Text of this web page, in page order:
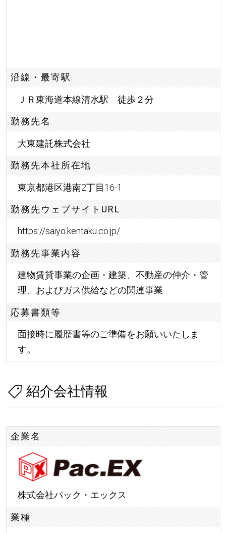
沿線・最寄駅
ＪＲ東海道本線清水駅 徒歩２分
勤務先名
大東建託株式会社
勤務先本社所在地
東京都港区港南2丁目16-1
勤務先ウェブサイトURL
https://saiyo.kentaku.co.jp/
勤務先事業内容
建物賃貸事業の企画・建築、不動産の仲介・管
理、およびガス供給などの関連事業
応募書類等
面接時に履歴書等のご準備をお願いいたしま
す。
紹介会社情報
企業名
株式会社パック・エックス
業種